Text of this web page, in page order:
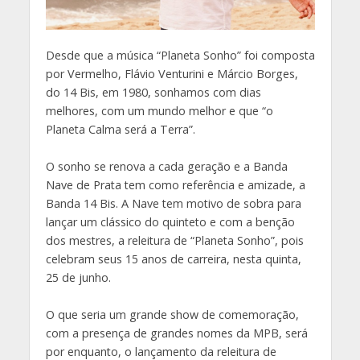
Desde que a música “Planeta Sonho” foi composta
por Vermelho, Flávio Venturini e Márcio Borges,
do 14 Bis, em 1980, sonhamos com dias
melhores, com um mundo melhor e que “o
Planeta Calma será a Terra”.
O sonho se renova a cada geração e a Banda
Nave de Prata tem como referência e amizade, a
Banda 14 Bis. A Nave tem motivo de sobra para
lançar um clássico do quinteto e com a benção
dos mestres, a releitura de “Planeta Sonho”, pois
celebram seus 15 anos de carreira, nesta quinta,
25 de junho.
O que seria um grande show de comemoração,
com a presença de grandes nomes da MPB, será
por enquanto, o lançamento da releitura de